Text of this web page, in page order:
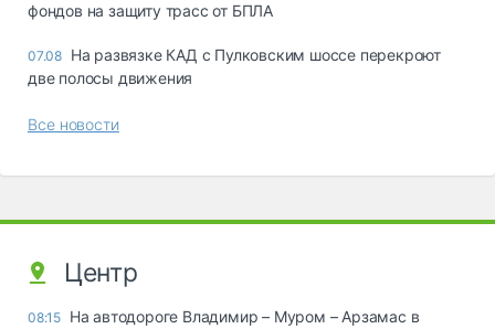
фондов на защиту трасс от БПЛА
07.08 На развязке КАД с Пулковским шоссе перекроют
две полосы движения
Все новости
Центр
08:15 На автодороге Владимир – Муром – Арзамас в